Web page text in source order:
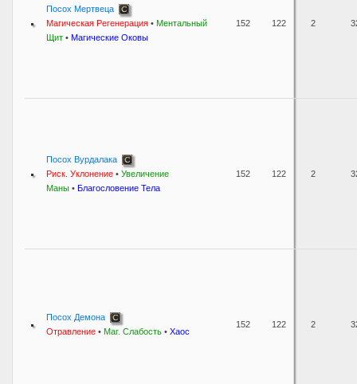
Посох Мертвеца
Магическая Регенерация • Ментальный
Щит • Магические Оковы
152 122 2
Посох Вурдалака
Риск. Уклонение • Увеличение
Маны • Благословение Тела
152 122 2
Посох Демона
Отравление • Маг. Слабость • Хаос
152 122 2